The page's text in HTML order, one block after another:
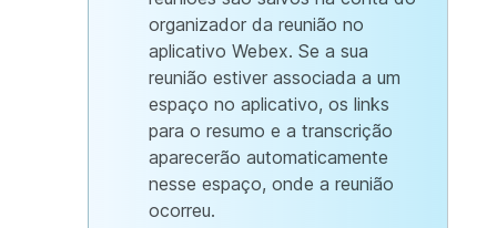
organizador da reunião no
aplicativo Webex. Se a sua
reunião estiver associada a um
espaço no aplicativo, os links
para o resumo e a transcrição
aparecerão automaticamente
nesse espaço, onde a reunião
ocorreu.